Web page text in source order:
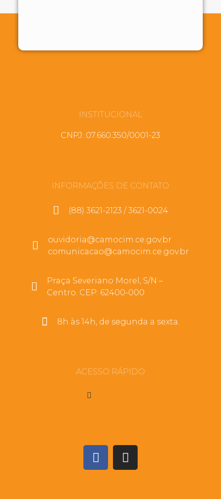
INSTITUCIONAL
CNPJ: 07.660.350/0001-23
INFORMAÇÕES DE CONTATO
(88) 3621-2123 / 3621-0024
ouvidoria@camocim.ce.gov.br
comunicacao@camocim.ce.gov.br
Praça Severiano Morel, S/N –
Centro. CEP: 62400-000
8h às 14h, de segunda a sexta.
ACESSO RÁPIDO